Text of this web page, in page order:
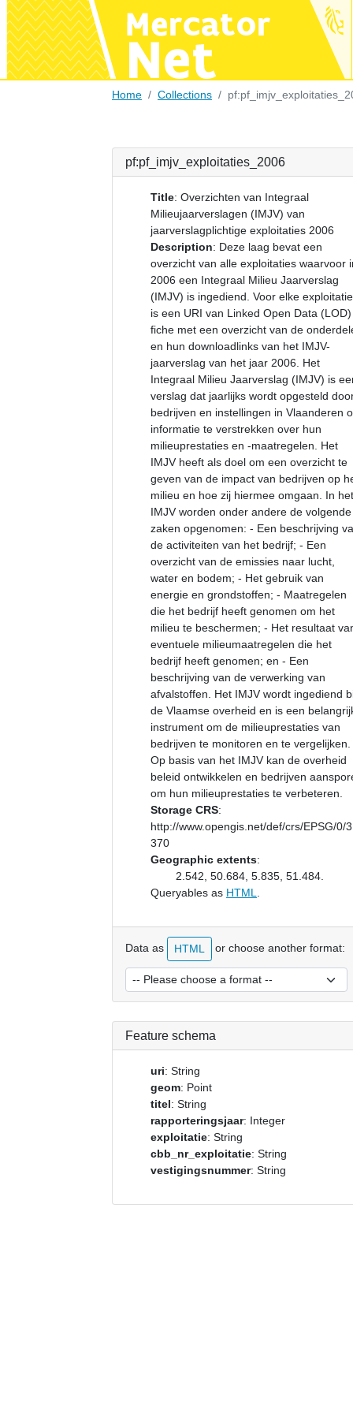
Home Collections
pf:pf_imjv_exploitaties_2006
Title: Overzichten van Integraal
Milieujaarverslagen (IMJV) van
jaarverslagplichtige exploitaties 2006
Description: Deze laag bevat een
overzicht van alle exploitaties waarvoor
2006 een Integraal Milieu Jaarverslag
(IMJV) is ingediend. Voor elke exploitatie
is een URI van Linked Open Data (LOD)
fiche met een overzicht van de
en hun downloadlinks van het IMJV-
jaarverslag van het jaar 2006. Het
Integraal Milieu Jaarverslag (IMJV) is
verslag dat jaarlijks wordt opgesteld
bedrijven en instellingen in Vlaanderen
informatie te verstrekken over hun
milieuprestaties en -maatregelen. Het
IMJV heeft als doel om een overzicht te
geven van de impact van bedrijven op
milieu en hoe zij hiermee omgaan. In het
IMJV worden onder andere de volgende
zaken opgenomen: - Een beschrijving
de activiteiten van het bedrijf; - Een
overzicht van de emissies naar lucht,
water en bodem; - Het gebruik van
energie en grondstoffen; - Maatregelen
die het bedrijf heeft genomen om het
milieu te beschermen; - Het resultaat
eventuele milieumaatregelen die het
bedrijf heeft genomen; en - Een
beschrijving van de verwerking van
afvalstoffen. Het IMJV wordt ingediend
de Vlaamse overheid en is een
instrument om de milieuprestaties van
bedrijven te monitoren en te vergelijken.
Op basis van het IMJV kan de overheid
beleid ontwikkelen en bedrijven
om hun milieuprestaties te verbeteren.
Storage CRS:
http://www.opengis.net/def/crs/EPSG/0/
370
Geographic extents:
2.542, 50.684, 5.835, 51.484.
Queryables as HTML
Data as HTML or choose another format:
Feature schema
uri: String
geom: Point
titel: String
rapporteringsjaar: Integer
exploitatie: String
cbb_nr_exploitatie: String
vestigingsnummer: String